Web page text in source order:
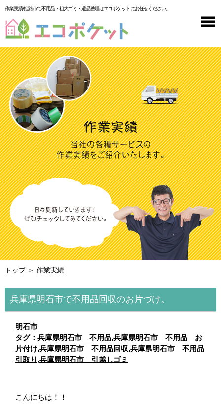
作業実績/姫路市で不用品・粗大ゴミ・遺品整理はエコポケットにお任せください。
トップ＞ 作業実績
兵庫県明石市で不用品回収のお片づけ。
明石市
タグ： 兵庫県明石市 不用品,兵庫県明石市 不用品 お
片付け,兵庫県明石市 不用品回収,兵庫県明石市 不用品
引取り ,兵庫県明石市 引越しゴミ
こんにちは！！